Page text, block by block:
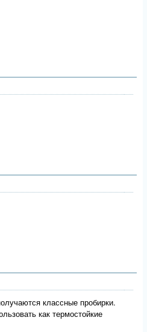
классные пробирки.
как термостойкие